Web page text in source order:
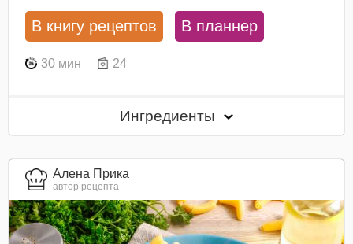
В книгу рецептов В планнер
30 мин 24
Ингредиенты
Алена Прика
автор рецепта